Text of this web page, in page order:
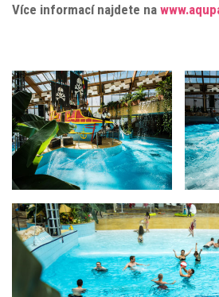
Více informací najdete na